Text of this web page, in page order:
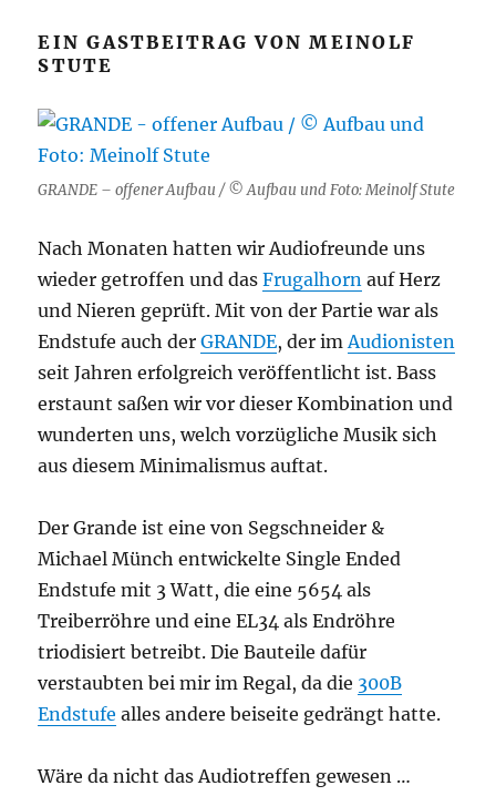
EIN GASTBEITRAG VON MEINOLF
STUTE
GRANDE – offener Aufbau / © Aufbau und Foto: Meinolf Stute
Nach Monaten hatten wir Audiofreunde uns
wieder getroffen und dasFrugalhorn auf Herz
und Nieren geprüft. Mit von der Partie war als
Endstufe auch derGRANDE, der imAudionisten
seit Jahren erfolgreich veröffentlicht ist. Bass
erstaunt saßen wir vor dieser Kombination und
wunderten uns, welch vorzügliche Musik sich
aus diesem Minimalismus auftat.
Der Grande ist eine von Segschneider &
Michael Münch entwickelte Single Ended
Endstufe mit 3 Watt, die eine 5654 als
Treiberröhre und eine EL34 als Endröhre
triodisiert betreibt. Die Bauteile dafür
verstaubten bei mir im Regal, da die 300B
Endstufe alles andere beiseite gedrängt hatte.
Wäre da nicht das Audiotreffen gewesen …